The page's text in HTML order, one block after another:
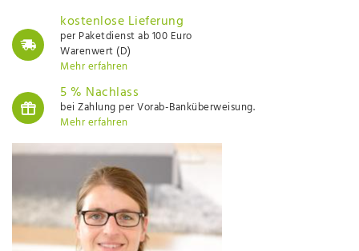
kostenlose Lieferung
per Paketdienst ab 100 Euro
Warenwert (D)
Mehr erfahren
5 % Nachlass
bei Zahlung per Vorab-Banküberweisung.
Mehr erfahren